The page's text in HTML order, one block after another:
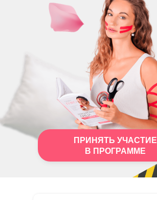
ПРИНЯТЬ УЧАСТИЕ
В ПРОГРАММЕ